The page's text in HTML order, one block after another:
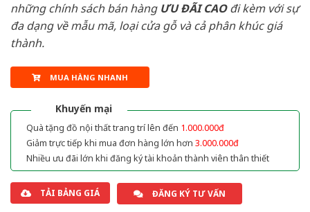
những chính sách bán hàng ƯU ĐÃI CAOđi kèm với sự
đa dạng về mẫu mã, loại cửa gỗ và cả phân khúc giá
thành.
MUA HÀNG NHANH
Khuyến mại
Quà tặng đồ nội thất trang trí lên đến 1.000.000đ
Giảm trực tiếp khi mua đơn hàng lớn hơn 3.000.000đ
Nhiều ưu đãi lớn khi đăng ký tài khoản thành viên thân thiết
TẢI BẢNG GIÁ ĐĂNG KÝ TƯ VẤN